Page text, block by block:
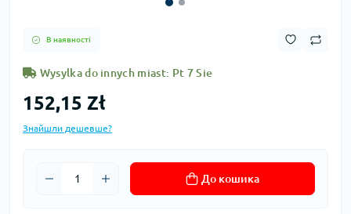
В наявності
Wysylka do innych miast: Pt 7 Sie
152,15 Zł
Знайшли дешевше?
До кошика